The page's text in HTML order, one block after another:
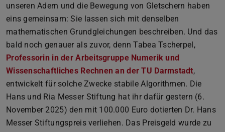
unseren Adern und die Bewegung von Gletschern haben
eins gemeinsam: Sie lassen sich mit denselben
mathematischen Grundgleichungen beschreiben. Und das
bald noch genauer als zuvor, denn Tabea Tscherpel,
Professorin in der Arbeitsgruppe Numerik und
Wissenschaftliches Rechnen an der TU Darmstadt,
entwickelt für solche Zwecke stabile Algorithmen. Die
Hans und Ria Messer Stiftung hat ihr dafür gestern (6.
November 2025) den mit 100.000 Euro dotierten Dr. Hans
Messer Stiftungspreis verliehen. Das Preisgeld wurde zu